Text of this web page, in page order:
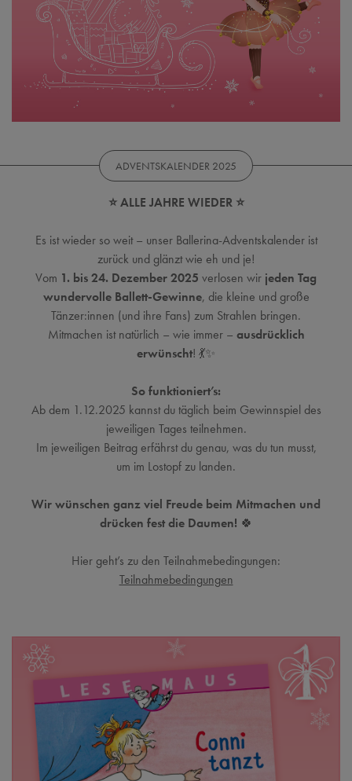
ADVENTSKALENDER 2025
⭐️ ALLE JAHRE WIEDER ⭐️
Es ist wieder so weit – unser Ballerina-Adventskalender ist
zurück und glänzt wie eh und je!
Vom 1. bis 24. Dezember 2025 verlosen wir jeden Tag
wundervolle Ballett-Gewinne, die kleine und große
Tänzer:innen (und ihre Fans) zum Strahlen bringen.
Mitmachen ist natürlich – wie immer – ausdrücklich
erwünscht! 💃✨
So funktioniert’s:
Ab dem 1.12.2025 kannst du täglich beim Gewinnspiel des
jeweiligen Tages teilnehmen.
Im jeweiligen Beitrag erfährst du genau, was du tun musst,
um im Lostopf zu landen.
Wir wünschen ganz viel Freude beim Mitmachen und
drücken fest die Daumen! 🍀
Hier geht’s zu den Teilnahmebedingungen:
Teilnahmebedingungen